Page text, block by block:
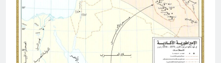
7 ساعات Ago
قراءة تحليليّة في الأبعاد القانونيّة
والسياسيّة للأتفاق الإطاري